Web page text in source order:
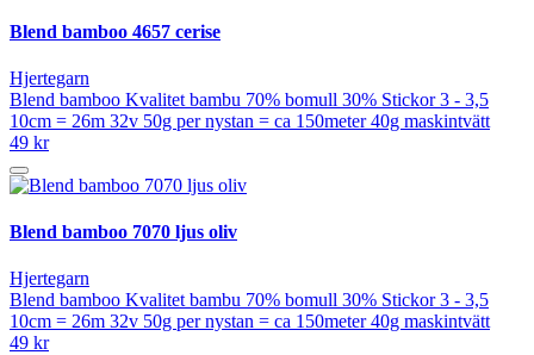
Blend bamboo 4657 cerise
Hjertegarn
Blend bamboo Kvalitet bambu 70% bomull 30% Stickor 3 - 3,5
10cm = 26m 32v 50g per nystan = ca 150meter 40g maskintvätt
49 kr
Blend bamboo 7070 ljus oliv
Hjertegarn
Blend bamboo Kvalitet bambu 70% bomull 30% Stickor 3 - 3,5
10cm = 26m 32v 50g per nystan = ca 150meter 40g maskintvätt
49 kr